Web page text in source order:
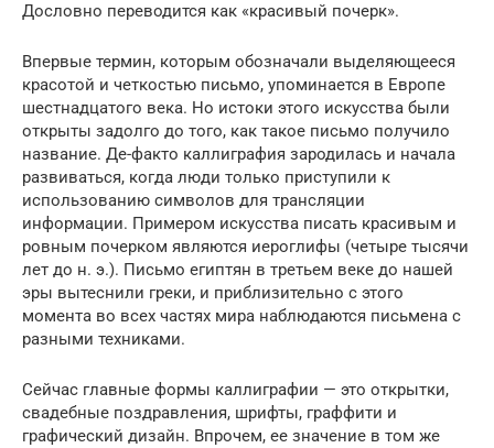
Дословно переводится как «красивый почерк».
Впервые термин, которым обозначали выделяющееся
красотой и четкостью письмо, упоминается в Европе
шестнадцатого века. Но истоки этого искусства были
открыты задолго до того, как такое письмо получило
название. Де-факто каллиграфия зародилась и начала
развиваться, когда люди только приступили к
использованию символов для трансляции
информации. Примером искусства писать красивым и
ровным почерком являются иероглифы (четыре тысячи
лет до н. э.). Письмо египтян в третьем веке до нашей
эры вытеснили греки, и приблизительно с этого
момента во всех частях мира наблюдаются письмена с
разными техниками.
Сейчас главные формы каллиграфии — это открытки,
свадебные поздравления, шрифты, граффити и
графический дизайн. Впрочем, ее значение в том же